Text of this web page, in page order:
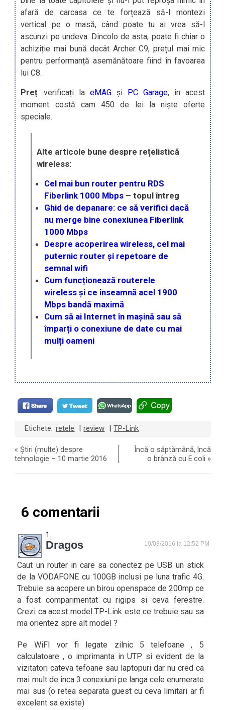
afară de carcasa ce te forțează să-l montezi
vertical pe o masă, când poate tu ai vrea să-l
ascunzi pe undeva. Dincolo de asta, poate fi chiar o
achiziție mai bună decât Archer C9, prețul mai mic
pentru performanță asemănătoare fiind în favoarea
lui C8.
Preț: verificați laeMAG și PC Garage, în acest
moment costă cam 450 de lei la niște oferte
speciale.
Alte articole bune despre rețelistică
wireless:
Cel mai bun router pentru RDS
Fiberlink 1000 Mbps – topul întreg
Ghid de depanare: ce să verifici dacă
nu merge bine conexiunea Fiberlink
1000 Mbps
Despre acoperirea wireless, cel mai
puternic router și repetoare de
semnal wifi
Cum funcționează routerele
wireless și ce înseamnă acel 1900
Mbps bandă maximă
Cum să ai Internet în mașină sau să
împarți o conexiune de date cu mai
mulți oameni
Etichete: retele review TP-Link
«Știri (multe) despre
tehnologie – 10 martie 2016
Încă o săptămână, încă
o brânză cu E.coli »
6 comentarii
Dragos 10/03/2016 la 12:52 PM
Caut un router in care sa conectez pe USB un stick
de la VODAFONE cu 100GB inclusi pe luna trafic 4G.
Trebuie sa acopere un birou openspace de 200mp ce
a fost comparimentat cu rigips si ceva ferestre.
Crezi ca acest model TP-Link este ce trebuie sau sa
ma orientez spre alt model ?
Pe WiFI vor fi legate zilnic 5 telefoane , 5
calculatoare , o imprimanta in UTP si evident de la
vizitatori cateva tefoane sau laptopuri dar nu cred ca
mai mult de inca 3 conexiuni pe langa cele enumerate
mai sus (o retea separata guest cu ceva limitari ar fi
excelent sa existe)